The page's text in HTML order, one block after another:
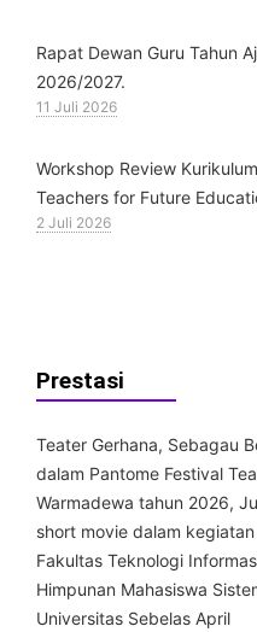
Rapat Dewan Guru Tahun
2026/2027.
11 Juli 2026
Workshop Review
Teachers for Future
2 Juli 2026
Prestasi
Teater Gerhana, Sebagau
dalam Pantome Festival
Warmadewa tahun 2026,
short movie dalam
Fakultas Teknologi
Himpunan Mahasiswa
Universitas Sebelas April